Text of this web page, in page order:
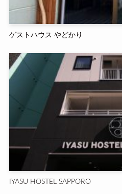
ゲストハウス やどかり
IYASU HOSTEL SAPPORO